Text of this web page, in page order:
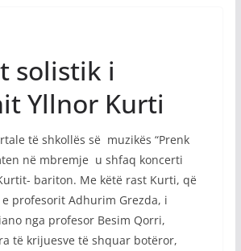
solistik i
Yllnor Kurti
të shkollës së muzikës “Prenk
në mbremje u shfaq koncerti
bariton. Me këtë rast Kurti, që
profesorit Adhurim Grezda, i
nga profesor Besim Qorri,
të krijuesve të shquar botëror,